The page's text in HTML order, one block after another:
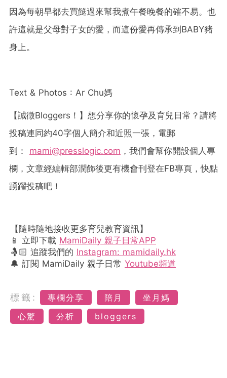
因為每朝早都去買餸過來幫我煮午餐晚餐的確不易。也
許這就是父母對子女的愛，而這份愛再傳承到BABY豬
身上。
Text & Photos : Ar Chu媽
【誠徵Bloggers ！】想分享你的懷孕及育兒日常？請將
投稿連同約40字個人簡介和近照一張，電郵
到：
mami@presslogic.com ，我們會幫你開設個人專
欄，文章經編輯部潤飾後更有機會刊登在FB專頁，快點
踴躍投稿吧！
【隨時隨地接收更多育兒教育資訊】
📱 立即下載 MamiDaily 親子日常APP
🤱🏻 追蹤我們的 Instagram: mamidaily.hk
🔔 訂閱 MamiDaily 親子日常 Youtube頻道
標籤: 專欄分享 陪月
坐月媽
心驚
分析 bloggers